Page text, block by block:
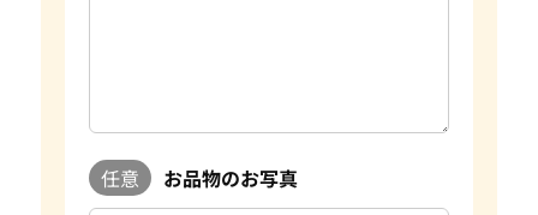
タッフやダイヤモンドテスターなどの専門の査定具を完備し
ているため、全国の店舗ですぐに正確な査定が可能です。 気
になるお品物がございましたら是非おたからやをご利用くだ
任意 お品物のお写真